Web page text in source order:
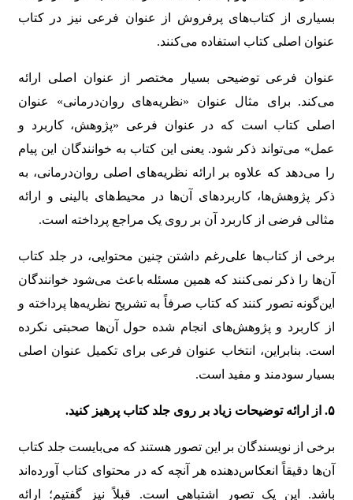
بسیاری از کتاب‌های پرفروش از عنوان فرعی نیز در کتاب
عنوان اصلی کتاب استفاده می‌کنند.
عنوان فرعی توضیحی بسیار مختصر از عنوان اصلی ارائه
می‌کند. برای مثال عنوان «نظریه‌های روان‌درمانی» عنوان
اصلی کتاب است که در عنوان فرعی «پژوهش، کاربرد و
عمل» می‌تواند ذکر شود. یعنی این کتاب به خوانندگان این پیام
را می‌‌دهد که علاوه بر ارائه نظریه‌های اصلی روان‌درمانی، به
ذکر پژوهش‌ها، کاربردهای آن‌ها در محیط‌های بالینی و ارائه
مثالی فرضی از کاربرد آن بر روی یک مراجع پرداخته است.
برخی از کتاب‌ها علی‌رغم داشتن چنین محتوایی، در جلد کتاب
آن‌ها را ذکر نمی‌کنند که همین مسئله باعث می‌شود خوانندگان
این‌گونه تصور کنند که کتاب صرفاً به تشریح نظریه‌ها پرداخته و
از کاربرد و پژوهش‌های انجام شده حول آن‌ها صحبتی نکرده
است. بنابراین، انتخاب عنوان فرعی برای تکمیل عنوان اصلی
بسیار سودمند و مفید است.
۵. از ارائه توضیحات زیاد بر روی جلد کتاب پرهیز کنید.
برخی از نویسندگان بر این تصور هستند که می‌بایست جلد کتاب
آن‌ها دقیقاً انعکاس‌دهنده هر آنچه که در محتوای کتاب آورده‌اند
باشد. این یک تصور اشتباهی است. قبلاً نیز گفتیم؛ ارائه